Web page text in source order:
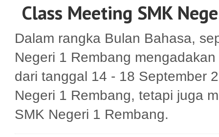
Class Meeting SMK
Dalam rangka Bulan Bahasa,
Negeri 1 Rembang
dari tanggal 14 - 18 September
Negeri 1 Rembang, tetapi juga
SMK Negeri 1 Rembang.